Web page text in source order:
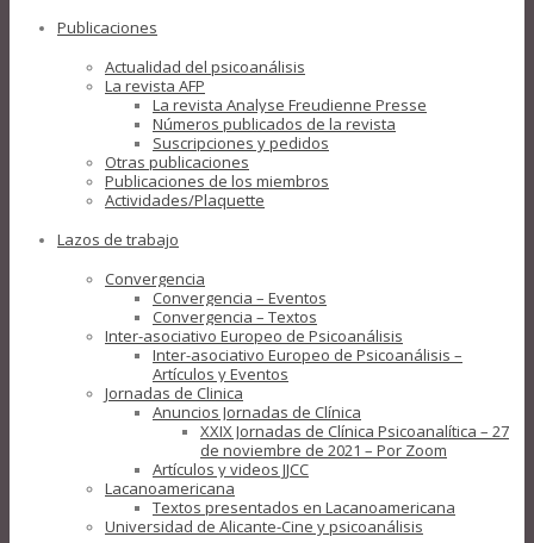
Publicaciones
Actualidad del psicoanálisis
La revista AFP
La revista Analyse Freudienne Presse
Números publicados de la revista
Suscripciones y pedidos
Otras publicaciones
Publicaciones de los miembros
Actividades/Plaquette
Lazos de trabajo
Convergencia
Convergencia – Eventos
Convergencia – Textos
Inter-asociativo Europeo de Psicoanálisis
Inter-asociativo Europeo de Psicoanálisis –
Artículos y Eventos
Jornadas de Clinica
Anuncios Jornadas de Clínica
XXIX Jornadas de Clínica Psicoanalítica – 27
de noviembre de 2021 – Por Zoom
Artículos y videos JJCC
Lacanoamericana
Textos presentados en Lacanoamericana
Universidad de Alicante-Cine y psicoanálisis